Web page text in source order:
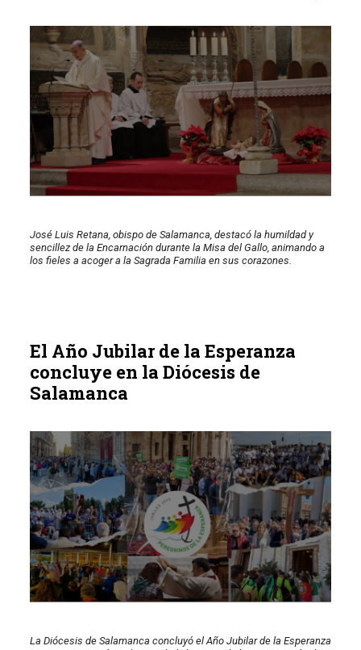
José Luis Retana, obispo de Salamanca, destacó la humildad y
sencillez de la Encarnación durante la Misa del Gallo, animando a
los fieles a acoger a la Sagrada Familia en sus corazones.
El Año Jubilar de la Esperanza
concluye en la Diócesis de
Salamanca
La Diócesis de Salamanca concluyó el Año Jubilar de la Esperanza